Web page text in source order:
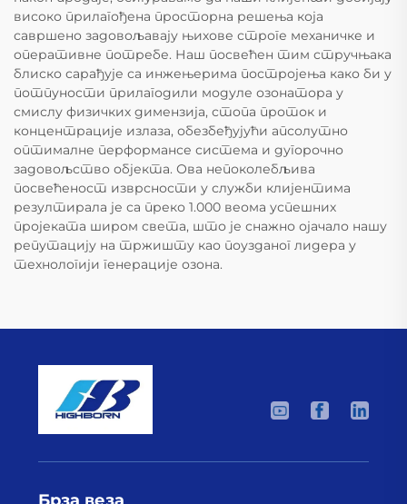
високо прилагођена просторна решења која
савршено задовољавају њихове строге механичке и
оперативне потребе. Наш посвећен тим стручњака
блиско сарађује са инжењерима постројења како би у
потпуности прилагодили модуле озонатора у
смислу физичких димензија, стопа проток и
концентрације излаза, обезбеђујући апсолутно
оптималне перформансе система и дугорочно
задовољство објекта. Ова непоколебљива
посвећеност изврсности у служби клијентима
резултирала је са преко 1.000 веома успешних
пројеката широм света, што је снажно ојачало нашу
репутацију на тржишту као поузданог лидера у
технологији генерације озона.